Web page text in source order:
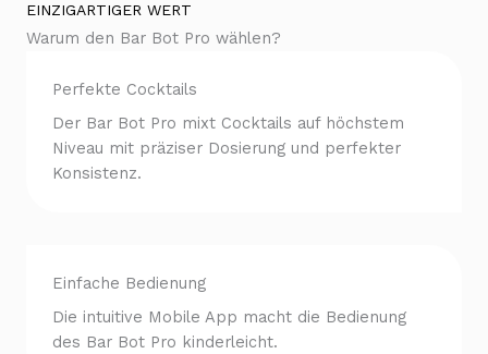
EINZIGARTIGER WERT
Warum den Bar Bot Pro wählen?
Perfekte Cocktails
Der Bar Bot Pro mixt Cocktails auf höchstem
Niveau mit präziser Dosierung und perfekter
Konsistenz.
Einfache Bedienung
Die intuitive Mobile App macht die Bedienung
des Bar Bot Pro kinderleicht.